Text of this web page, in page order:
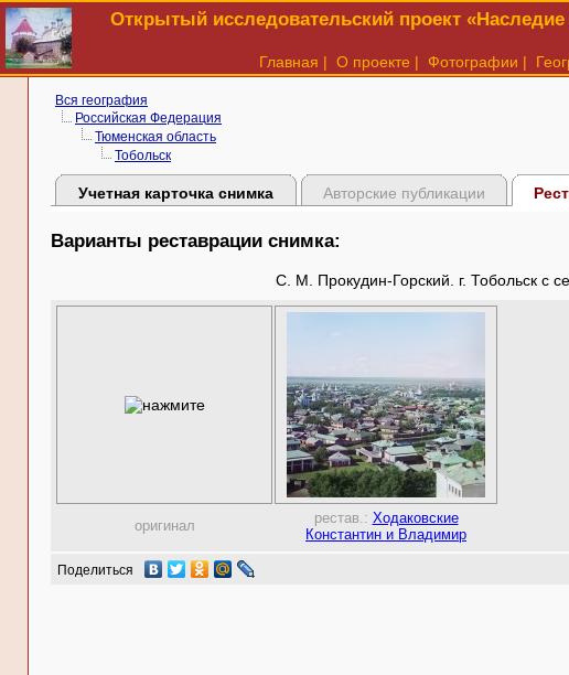
Открытый исследовательский проект
Главная | О проекте | Фотографии |
Вся география
Российская Федерация
Тюменская область
Тобольск
Учетная карточка снимка Авторские публикации
Варианты реставрации снимка:
С. М. Прокудин-Горский. г. Тобольск с
оригинал рестав.: Ходаковские
Константин и Владимир
Поделиться